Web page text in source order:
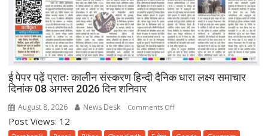
ई पेपर पढ़ें प्रातः कालीन संस्करण हिन्दी दैनिक धारा लक्ष्य समाचार
दिनांक 08 अगस्त 2026 दिन शनिवार
August 8, 2026 News Desk Comments Offon
पेपर
Post Views: 12